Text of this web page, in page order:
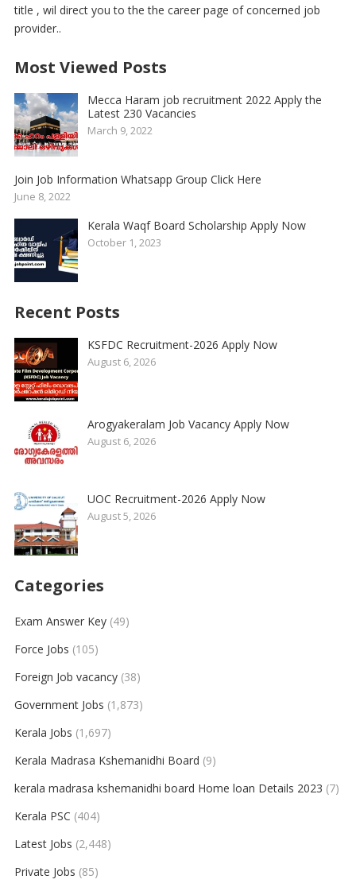
title , wil direct you to the the career page of concerned job
provider..
Most Viewed Posts
Mecca Haram job recruitment 2022 Apply the
Latest 230 Vacancies
March 9, 2022
Join Job Information Whatsapp Group Click Here
June 8, 2022
Kerala Waqf Board Scholarship Apply Now
October 1, 2023
Recent Posts
KSFDC Recruitment-2026 Apply Now
August 6, 2026
Arogyakeralam Job Vacancy Apply Now
August 6, 2026
UOC Recruitment-2026 Apply Now
August 5, 2026
Categories
Exam Answer Key(49)
Force Jobs (105)
Foreign Job vacancy(38)
Government Jobs (1,873)
Kerala Jobs (1,697)
Kerala Madrasa Kshemanidhi Board (9)
kerala madrasa kshemanidhi board Home loan Details 2023 (7)
Kerala PSC (404)
Latest Jobs (2,448)
Private Jobs (85)